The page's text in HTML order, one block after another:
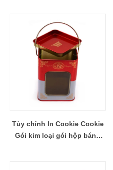
Tùy chỉnh In Cookie Cookie
Gói kim loại gói hộp bánh